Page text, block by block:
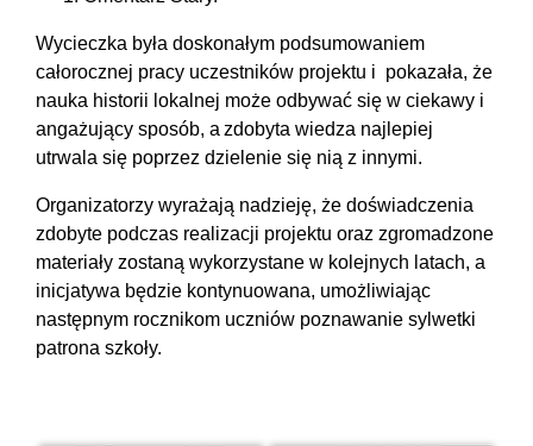
Wycieczka była doskonałym podsumowaniem
całorocznej pracy uczestników projektu i pokazała, że
nauka historii lokalnej może odbywać się w ciekawy i
angażujący sposób, a zdobyta wiedza najlepiej
utrwala się poprzez dzielenie się nią z innymi.
Organizatorzy wyrażają nadzieję, że doświadczenia
zdobyte podczas realizacji projektu oraz zgromadzone
materiały zostaną wykorzystane w kolejnych latach, a
inicjatywa będzie kontynuowana, umożliwiając
następnym rocznikom uczniów poznawanie sylwetki
patrona szkoły.